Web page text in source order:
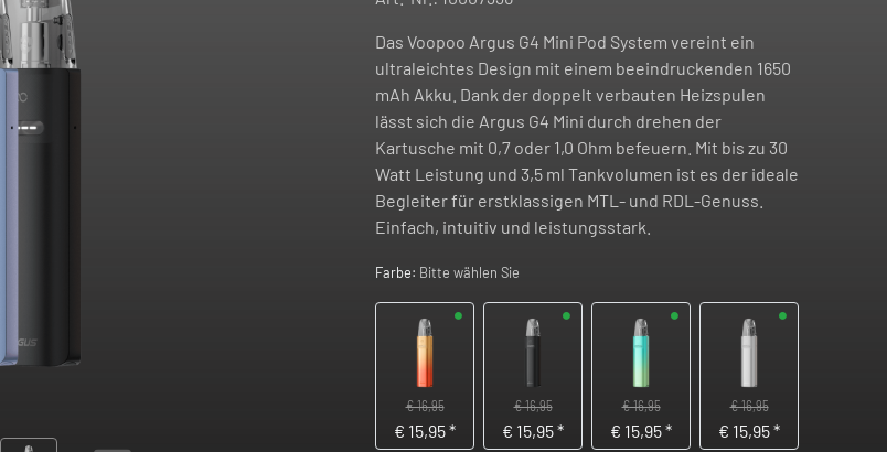
Das Voopoo Argus G4 Mini Pod System vereint ein
ultraleichtes Design mit einem beeindruckenden 1650
mAh Akku. Dank der doppelt verbauten Heizspulen
lässt sich die Argus G4 Mini durch drehen der
Kartusche mit 0,7 oder 1,0 Ohm befeuern. Mit bis zu 30
Watt Leistung und 3,5 ml Tankvolumen ist es der ideale
Begleiter für erstklassigen MTL- und RDL-Genuss.
Einfach, intuitiv und leistungsstark.
Farbe: Bitte wählen Sie
€ 16,95
€ 15,95*
€ 16,95
€ 15,95*
€ 16,95
€ 15,95*
€ 16,95
€ 15,95*